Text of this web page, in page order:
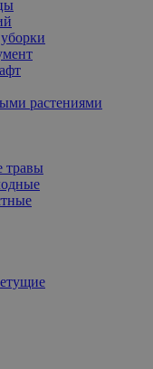
растениями
травы